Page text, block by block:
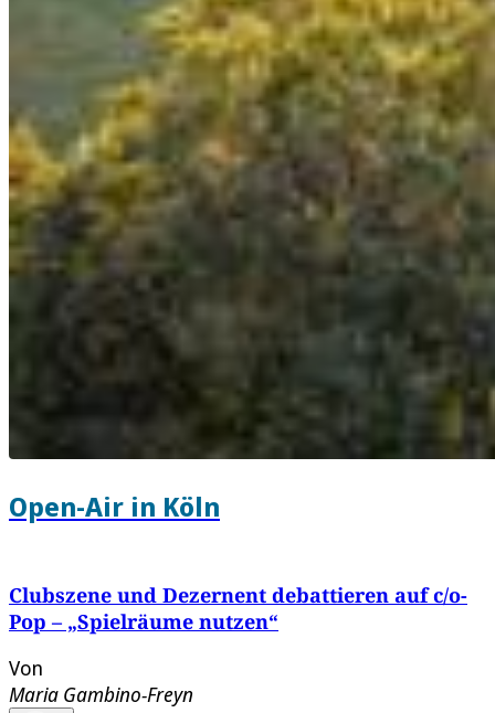
Open-Air in Köln
Clubszene und Dezernent debattieren auf c/o-
Pop – „Spielräume nutzen“
Von
Maria Gambino-Freyn